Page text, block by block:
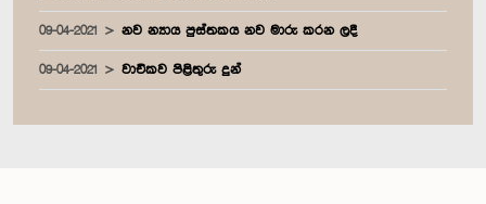
09-04-2021 නව න්‍යාය පුස්තකය නව මාරු කරන ලදී
09-04-2021 වාචිකව පිළිතුරු දුන්